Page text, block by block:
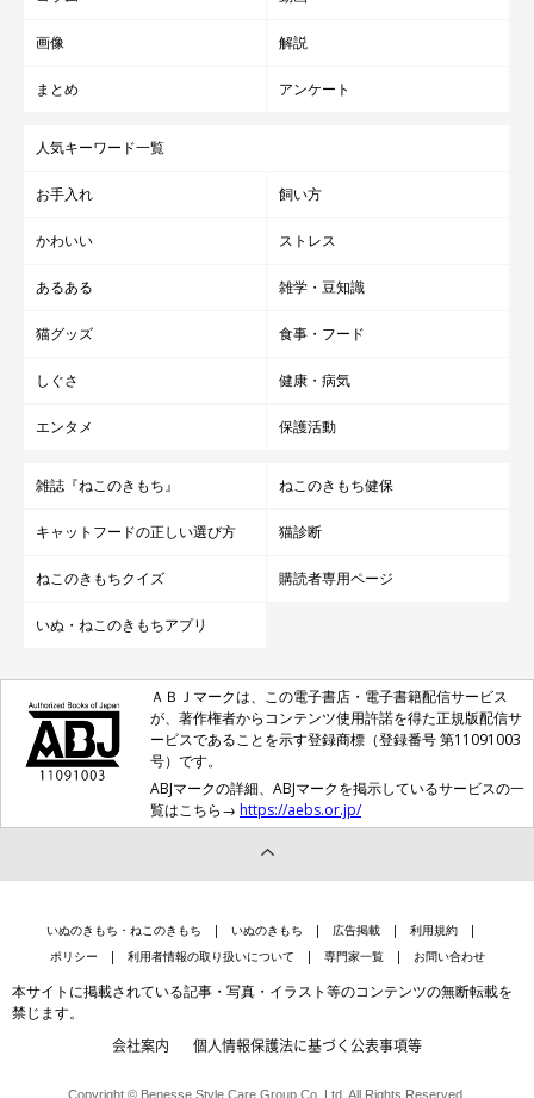
画像 解説
まとめ アンケート
人気キーワード一覧
お手入れ 飼い方
かわいい ストレス
あるある 雑学・豆知識
猫グッズ 食事・フード
しぐさ 健康・病気
エンタメ 保護活動
雑誌『ねこのきもち』 ねこのきもち健保
キャットフードの正しい選び方 猫診断
ねこのきもちクイズ 購読者専用ページ
いぬ・ねこのきもちアプリ
ＡＢＪマークは、この電子書店・電子書籍配信サービス
が、著作権者からコンテンツ使用許諾を得た正規版配信サ
ービスであることを示す登録商標（登録番号 第11091003
号）です。
ABJマークの詳細、ABJマークを掲示しているサービスの一
覧はこちら→ https://aebs.or.jp/
いぬのきもち・ねこのきもち いぬのきもち 広告掲載
利用規約
ポリシー
利用者情報の取り扱いについて 専門家一覧 お問い合わせ
本サイトに掲載されている記事・写真・イラスト等のコンテンツの無断転載を
禁じます。
会社案内 個人情報保護法に基づく公表事項等
Copyright © Benesse Style Care Group Co.,Ltd. All Rights Reserved.